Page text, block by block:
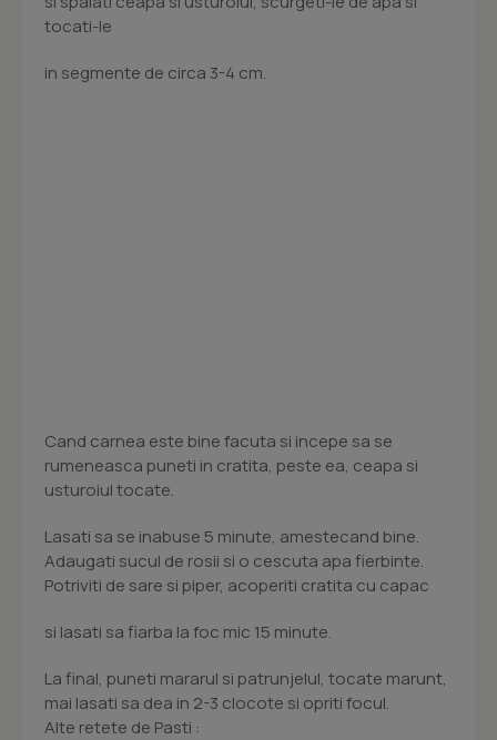
tocati-le
in segmente de circa 3-4 cm.
Cand carnea este bine facuta si incepe sa se
rumeneasca puneti in cratita, peste ea, ceapa si
usturoiul tocate.
Lasati sa se inabuse 5 minute, amestecand bine.
Adaugati sucul de rosii si o cescuta apa fierbinte.
Potriviti de sare si piper, acoperiti cratita cu capac
si lasati sa fiarba la foc mic 15 minute.
La final, puneti mararul si patrunjelul, tocate marunt,
mai lasati sa dea in 2-3 clocote si opriti focul.
Alte retete de Pasti :